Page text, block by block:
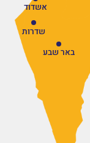
באר שבע
אשדוד
שדרות